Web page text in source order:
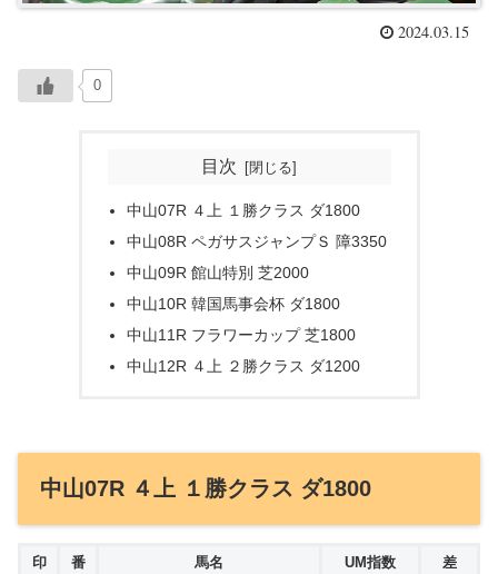
2024.03.15
0
目次
中山07R ４上 １勝クラス ダ1800
中山08R ペガサスジャンプＳ 障3350
中山09R 館山特別 芝2000
中山10R 韓国馬事会杯 ダ1800
中山11R フラワーカップ 芝1800
中山12R ４上 ２勝クラス ダ1200
中山07R ４上 １勝クラス ダ1800
印 番 馬名 UM指数 差